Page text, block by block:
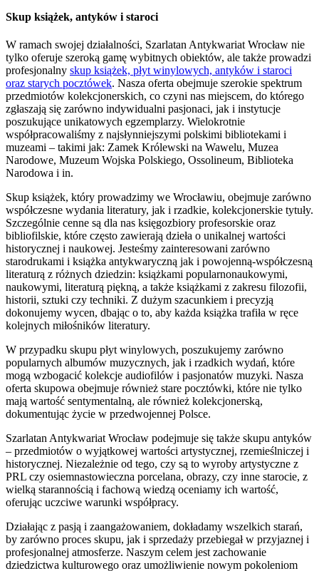
Skup książek, antyków i staroci
W ramach swojej działalności, Szarlatan Antykwariat Wrocław nie
tylko oferuje szeroką gamę wybitnych obiektów, ale także prowadzi
profesjonalny skup książek, płyt winylowych, antyków i staroci
oraz starych pocztówek. Nasza oferta obejmuje szerokie spektrum
przedmiotów kolekcjonerskich, co czyni nas miejscem, do którego
zgłaszają się zarówno indywidualni pasjonaci, jak i instytucje
poszukujące unikatowych egzemplarzy. Wielokrotnie
współpracowaliśmy z najsłynniejszymi polskimi bibliotekami i
muzeami – takimi jak: Zamek Królewski na Wawelu, Muzea
Narodowe, Muzeum Wojska Polskiego, Ossolineum, Biblioteka
Narodowa i in.
Skup książek, który prowadzimy we Wrocławiu, obejmuje zarówno
współczesne wydania literatury, jak i rzadkie, kolekcjonerskie tytuły.
Szczególnie cenne są dla nas księgozbiory profesorskie oraz
bibliofilskie, które często zawierają dzieła o unikalnej wartości
historycznej i naukowej. Jesteśmy zainteresowani zarówno
starodrukami i książka antykwaryczną jak i powojenną-współczesną
literaturą z różnych dziedzin: książkami popularnonaukowymi,
naukowymi, literaturą piękną, a także książkami z zakresu filozofii,
historii, sztuki czy techniki. Z dużym szacunkiem i precyzją
dokonujemy wycen, dbając o to, aby każda książka trafiła w ręce
kolejnych miłośników literatury.
W przypadku skupu płyt winylowych, poszukujemy zarówno
popularnych albumów muzycznych, jak i rzadkich wydań, które
mogą wzbogacić kolekcje audiofilów i pasjonatów muzyki. Nasza
oferta skupowa obejmuje również stare pocztówki, które nie tylko
mają wartość sentymentalną, ale również kolekcjonerską,
dokumentując życie w przedwojennej Polsce.
Szarlatan Antykwariat Wrocław podejmuje się także skupu antyków
– przedmiotów o wyjątkowej wartości artystycznej, rzemieślniczej i
historycznej. Niezależnie od tego, czy są to wyroby artystyczne z
PRL czy osiemnastowieczna porcelana, obrazy, czy inne starocie, z
wielką starannością i fachową wiedzą oceniamy ich wartość,
oferując uczciwe warunki współpracy.
Działając z pasją i zaangażowaniem, dokładamy wszelkich starań,
by zarówno proces skupu, jak i sprzedaży przebiegał w przyjaznej i
profesjonalnej atmosferze. Naszym celem jest zachowanie
dziedzictwa kulturowego oraz umożliwienie nowym pokoleniom